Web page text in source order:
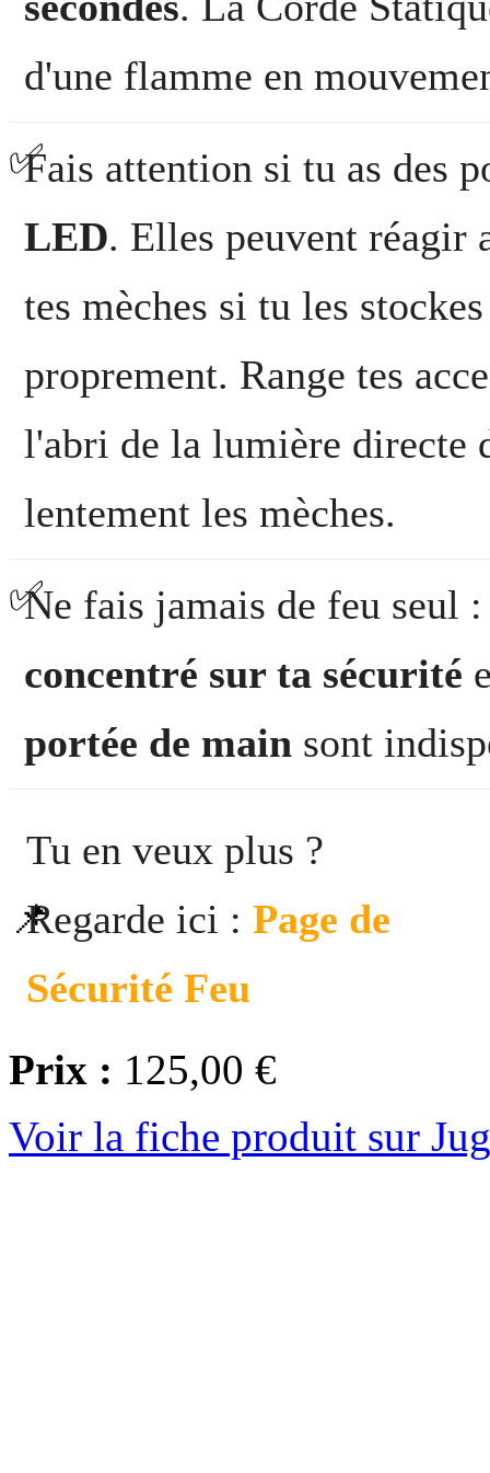
d'une flamme en
✅
Fais attention si tu as des
LED. Elles peuvent réagir
tes mèches si tu les
proprement. Range tes
l'abri de la lumière directe
lentement les mèches.
✅
Ne fais jamais de feu seul
concentré sur ta sécurité
portée de main sont
📌
Tu en veux plus ?
Regarde ici : Page de
Sécurité Feu
Prix : 125,00 €
Voir la fiche produit sur